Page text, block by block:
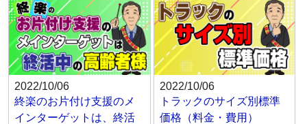
2022/10/06
終楽のお片付け支援のメ
インターゲットは、終活
2022/10/06
トラックのサイズ別標準
価格（料金・費用）